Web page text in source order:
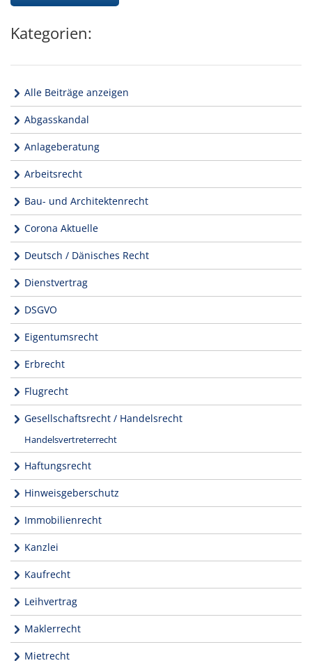
Kategorien:
Alle Beiträge anzeigen
Abgasskandal
Anlageberatung
Arbeitsrecht
Bau- und Architektenrecht
Corona Aktuelle
Deutsch / Dänisches Recht
Dienstvertrag
DSGVO
Eigentumsrecht
Erbrecht
Flugrecht
Gesellschaftsrecht / Handelsrecht
Handelsvertreterrecht
Haftungsrecht
Hinweisgeberschutz
Immobilienrecht
Kanzlei
Kaufrecht
Leihvertrag
Maklerrecht
Mietrecht